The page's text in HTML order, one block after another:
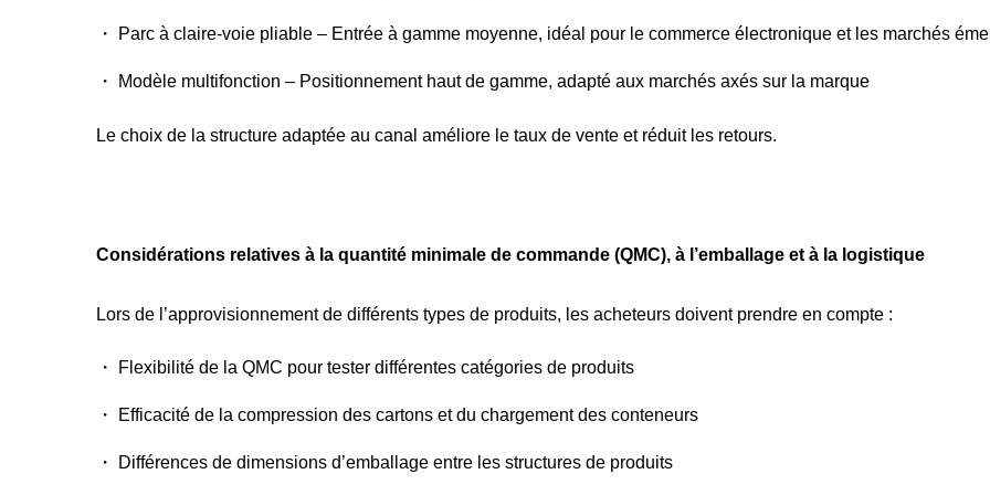
・ Parc à claire-voie pliable – Entrée à gamme moyenne, idéal pour le commerce électronique et les marchés
・ Modèle multifonction – Positionnement haut de gamme, adapté aux marchés axés sur la marque
Le choix de la structure adaptée au canal améliore le taux de vente et réduit les retours.
Considérations relatives à la quantité minimale de commande (QMC), à l’emballage et à la logistique
Lors de l’approvisionnement de différents types de produits, les acheteurs doivent prendre en compte :
・ Flexibilité de la QMC pour tester différentes catégories de produits
・ Efficacité de la compression des cartons et du chargement des conteneurs
・ Différences de dimensions d’emballage entre les structures de produits